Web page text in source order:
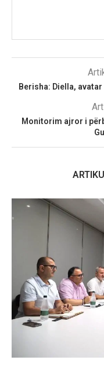
Berisha: Diella,
Monitorim ajror i